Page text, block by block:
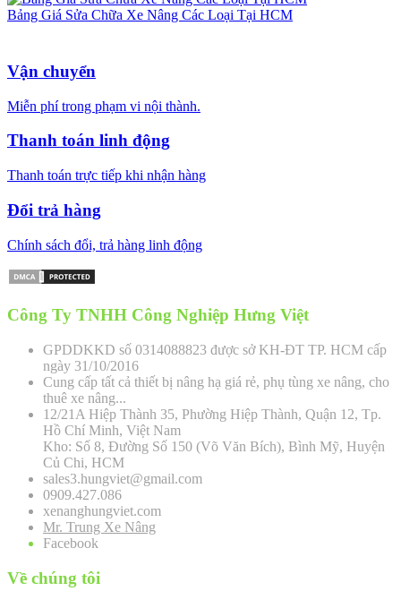
Bảng Giá Sửa Chữa Xe Nâng Các Loại Tại HCM
Vận chuyển
Miễn phí trong phạm vi nội thành.
Thanh toán linh động
Thanh toán trực tiếp khi nhận hàng
Đổi trả hàng
Chính sách đổi, trả hàng linh động
Công Ty TNHH Công Nghiệp Hưng Việt
GPDDKKD số 0314088823 được sở KH-ĐT TP. HCM cấp
ngày 31/10/2016
Cung cấp tất cả thiết bị nâng hạ giá rẻ, phụ tùng xe nâng, cho
thuê xe nâng...
12/21A Hiệp Thành 35, Phường Hiệp Thành, Quận 12, Tp.
Hồ Chí Minh, Việt Nam
Kho: Số 8, Đường Số 150 (Võ Văn Bích), Bình Mỹ, Huyện
Củ Chi, HCM
sales3.hungviet@gmail.com
0909.427.086
xenanghungviet.com
Mr. Trung Xe Nâng
Facebook
Về chúng tôi